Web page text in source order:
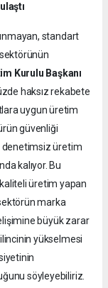
standart
Kurulu Başkanı
haksız rekabete
uygun üretim
güvenliği
denetimsiz üretim
kalıyor. Bu
üretim yapan
marka
büyük zarar
yükselmesi
söyleyebiliriz.